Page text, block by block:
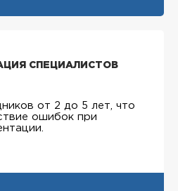
СПЕЦИАЛИСТОВ
от 2 до 5 лет, что
ошибок при